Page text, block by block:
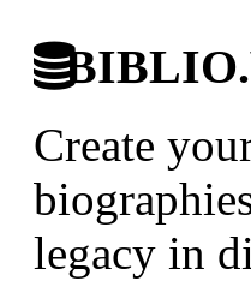
Create
legacy in